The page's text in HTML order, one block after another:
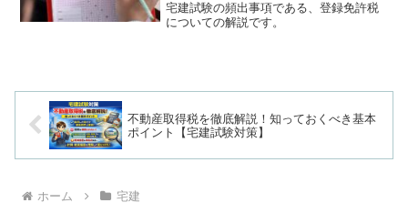
宅建試験の頻出事項である、登録免許税
についての解説です。
不動産取得税を徹底解説！知っておくべき基本
ポイント【宅建試験対策】
ホーム 宅建